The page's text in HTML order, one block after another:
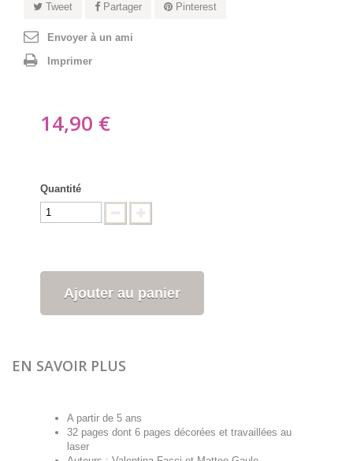
Tweet Partager Pinterest
Envoyer à un ami
Imprimer
14,90 €
Quantité
Ajouter au panier
EN SAVOIR PLUS
A partir de 5 ans
32 pages dont 6 pages décorées et travaillées au
laser